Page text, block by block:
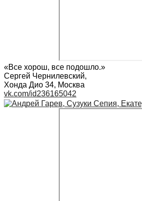
«Все хорош, все подошло.»
Сергей Чернилевский,
Хонда Дио 34, Москва
vk.com/id236165042